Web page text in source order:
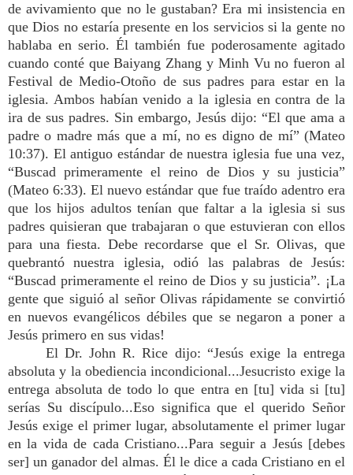
de avivamiento que no le gustaban? Era mi insistencia en
que Dios no estaría presente en los servicios si la gente no
hablaba en serio. Él también fue poderosamente agitado
cuando conté que Baiyang Zhang y Minh Vu no fueron al
Festival de Medio-Otoño de sus padres para estar en la
iglesia. Ambos habían venido a la iglesia en contra de la
ira de sus padres. Sin embargo, Jesús dijo: “El que ama a
padre o madre más que a mí, no es digno de mí” (Mateo
10:37). El antiguo estándar de nuestra iglesia fue una vez,
“Buscad primeramente el reino de Dios y su justicia”
(Mateo 6:33). El nuevo estándar que fue traído adentro era
que los hijos adultos tenían que faltar a la iglesia si sus
padres quisieran que trabajaran o que estuvieran con ellos
para una fiesta. Debe recordarse que el Sr. Olivas, que
quebrantó nuestra iglesia, odió las palabras de Jesús:
“Buscad primeramente el reino de Dios y su justicia”. ¡La
gente que siguió al señor Olivas rápidamente se convirtió
en nuevos evangélicos débiles que se negaron a poner a
Jesús primero en sus vidas!
El Dr. John R. Rice dijo: “Jesús exige la entrega
absoluta y la obediencia incondicional...Jesucristo exige la
entrega absoluta de todo lo que entra en [tu] vida si [tu]
serías Su discípulo...Eso significa que el querido Señor
Jesús exige el primer lugar, absolutamente el primer lugar
en la vida de cada Cristiano...Para seguir a Jesús [debes
ser] un ganador del almas. Él le dice a cada Cristiano en el